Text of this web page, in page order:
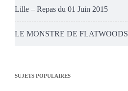
Lille – Repas du 01 Juin 2015
LE MONSTRE DE FLATWOODS
SUJETS POPULAIRES